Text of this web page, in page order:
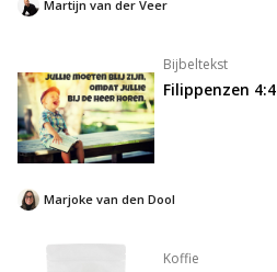
Martijn van der Veer
Bijbeltekst
Filippenzen 4:4
Marjoke van den Dool
Koffie